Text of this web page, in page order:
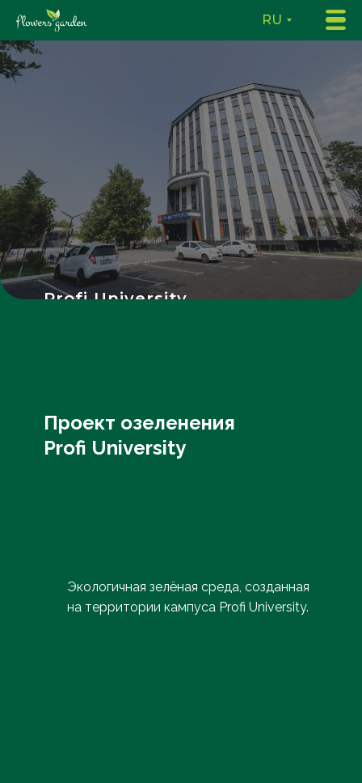
RU
Profi University
Проект озеленения
Profi University
Экологичная зелёная среда, созданная
на территории кампуса Profi University.